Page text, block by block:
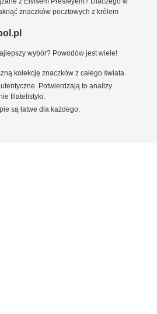
znaczków pocztowych z królem
wybór? Powodów jest wiele!
kolekcję znaczków z całego świata.
Potwierdzają to analizy
filatelistyki.
są łatwe dla każdego.